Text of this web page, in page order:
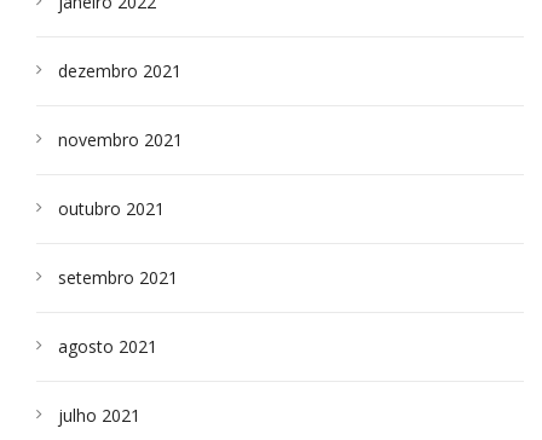
dezembro 2021
novembro 2021
outubro 2021
setembro 2021
agosto 2021
julho 2021